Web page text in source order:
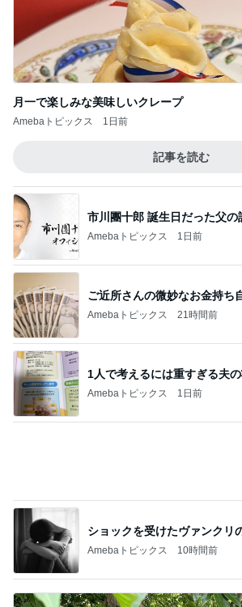
月一で楽しみな美味しいクレープ
Amebaトピックス 1日前
記事を読む
市川團十郎 誕生日だった父の
Amebaトピックス 1日前
ご近所さんの微妙なお金持ち
Amebaトピックス 21時間前
1人で考えるには重すぎる夫
Amebaトピックス 1日前
ショックを受けたヴァンクリ
Amebaトピックス 10時間前